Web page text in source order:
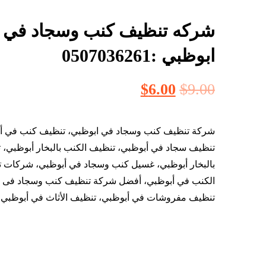
شركه تنظيف كنب وسجاد في
ابوظبي :0507036261
$9.00
$6.00
شركة تنظيف كنب وسجاد في ابوظبي، تنظيف كنب في
تنظيف سجاد في أبوظبي، تنظيف الكنب بالبخار
بالبخار أبوظبي، غسيل كنب وسجاد في أبوظبي،
الكنب في أبوظبي، أفضل شركة تنظيف كنب وسجاد فى
تنظيف مفروشات في أبوظبي، تنظيف الأثاث في أبوظبي